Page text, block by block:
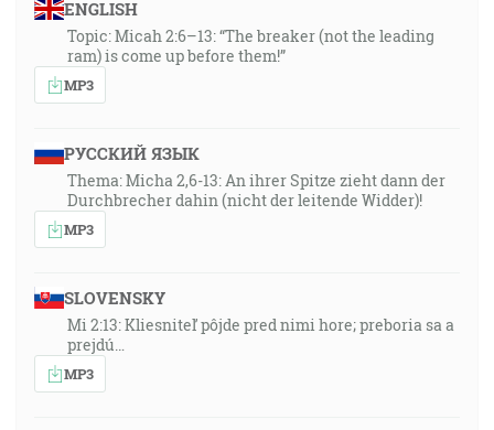
ENGLISH
Topic: Micah 2:6–13: “The breaker (not the leading
ram) is come up before them!”
MP3
РУССКИЙ ЯЗЫК
Thema: Micha 2,6-13: An ihrer Spitze zieht dann der
Durchbrecher dahin (nicht der leitende Widder)!
MP3
SLOVENSKY
Mi 2:13: Kliesniteľ pôjde pred nimi hore; preboria sa a
prejdú…
MP3